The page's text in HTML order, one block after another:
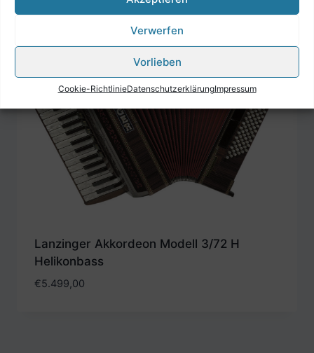
Verwerfen
Vorlieben
Cookie-RichtlinieDatenschutzerklärungImpressum
Lanzinger Akkordeon Modell 3/72 H
Helikonbass
€5.499,00